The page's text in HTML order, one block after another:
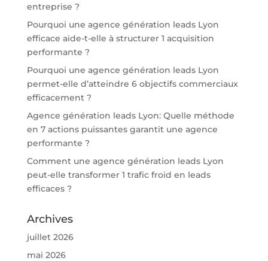
entreprise ?
Pourquoi une agence génération leads Lyon
efficace aide-t-elle à structurer 1 acquisition
performante ?
Pourquoi une agence génération leads Lyon
permet-elle d’atteindre 6 objectifs commerciaux
efficacement ?
Agence génération leads Lyon: Quelle méthode
en 7 actions puissantes garantit une agence
performante ?
Comment une agence génération leads Lyon
peut-elle transformer 1 trafic froid en leads
efficaces ?
Archives
juillet 2026
mai 2026